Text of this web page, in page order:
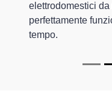
elettrodomestici
perfettamente
tempo.